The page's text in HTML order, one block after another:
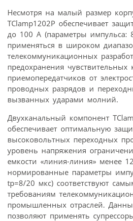
Несмотря на малый размер
TClamp1202P обеспечивает
до 100 А (параметры импульса:
применяться в широком
телекоммуникационных
предохранения
приемопередатчиков от
проводных разрядов и
вызванных ударами молний.
Двухканальный компонент
обеспечивает оптимальную
высоковольтных переходных
уровень напряжения
емкости «линия-линия» менее
нормированные параметры
tp=8/20 мкс) соответствуют
требованиям
промышленных отраслей.
позволяют применять